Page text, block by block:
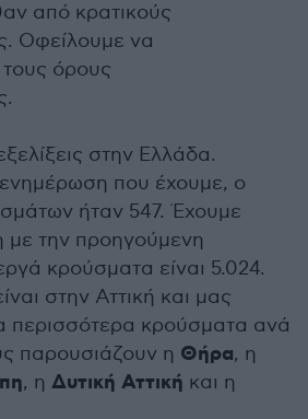
από κρατικούς
Οφείλουμε να
όρους
στην Ελλάδα.
που έχουμε, ο
ήταν 547. Έχουμε
την προηγούμενη
κρούσματα είναι 5.024.
στην Αττική και μας
περισσότερα κρούσματα ανά
παρουσιάζουν η Θήρα, η
, η Δυτική Αττική και η